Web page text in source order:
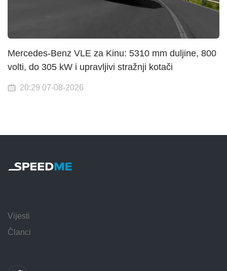
Mercedes-Benz VLE za Kinu: 5310 mm duljine, 800
volti, do 305 kW i upravljivi stražnji kotači
20:29 07-08-2026
Vijesti
Članci